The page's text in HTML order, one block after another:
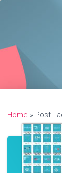
Home » Post